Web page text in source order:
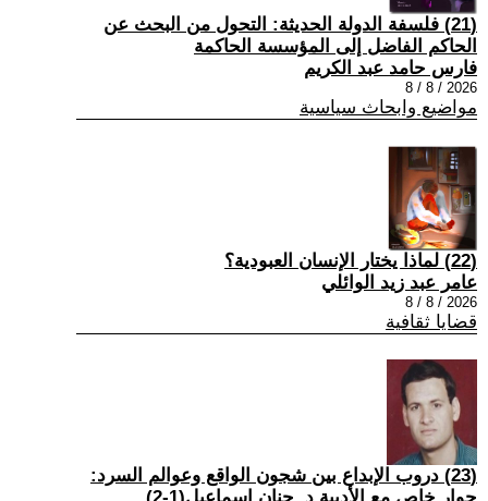
(21) فلسفة الدولة الحديثة: التحول من البحث عن
الحاكم الفاضل إلى المؤسسة الحاكمة
فارس حامد عبد الكريم
2026 / 8 / 8
مواضيع وابحاث سياسية
(22) لماذا يختار الإنسان العبودية؟
عامر عبد زيد الوائلي
2026 / 8 / 8
قضايا ثقافية
(23) دروب الإبداع بين شجون الواقع وعوالم السرد: